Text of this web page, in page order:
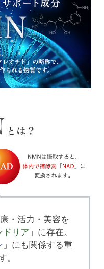
・活力・美容を
ドリア 」に存在。
」にも関係する重
。